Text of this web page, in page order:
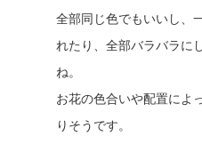
全部同じ色でもいいし、
れたり、全部バラバラに
ね。
お花の色合いや配置によ
りそうです。